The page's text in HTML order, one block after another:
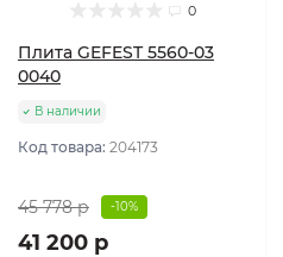
0
Плита GEFEST 5560-03
0040
В наличии
Код товара: 204173
45 778 р -10%
41 200 р